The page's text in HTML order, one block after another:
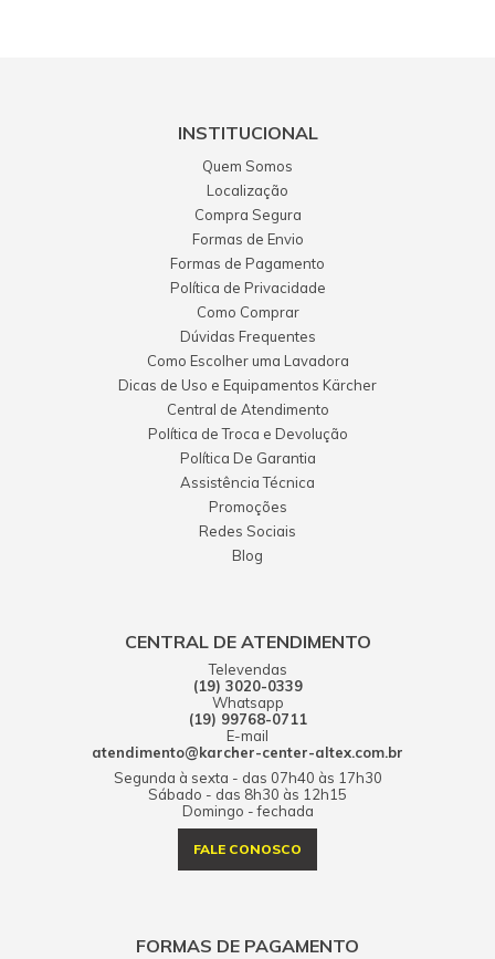
INSTITUCIONAL
Quem Somos
Localização
Compra Segura
Formas de Envio
Formas de Pagamento
Política de Privacidade
Como Comprar
Dúvidas Frequentes
Como Escolher uma Lavadora
Dicas de Uso e Equipamentos Kärcher
Central de Atendimento
Política de Troca e Devolução
Política De Garantia
Assistência Técnica
Promoções
Redes Sociais
Blog
CENTRAL DE ATENDIMENTO
Televendas
(19) 3020-0339
Whatsapp
(19) 99768-0711
E-mail
atendimento@karcher-center-altex.com.br
Segunda à sexta - das 07h40 às 17h30
Sábado - das 8h30 às 12h15
Domingo - fechada
FALE CONOSCO
FORMAS DE PAGAMENTO